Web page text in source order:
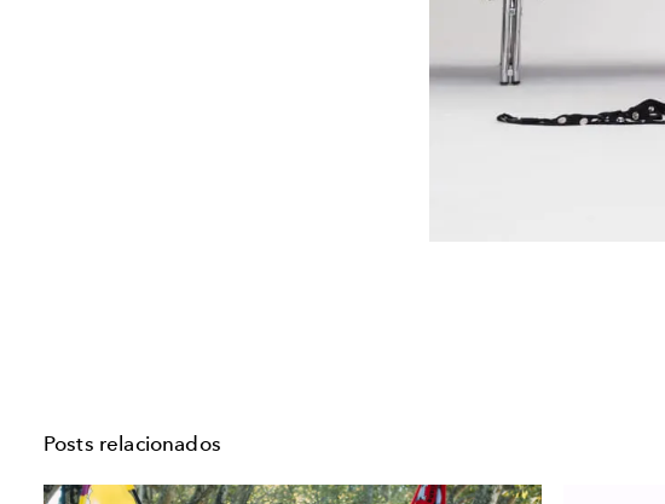
Posts relacionados